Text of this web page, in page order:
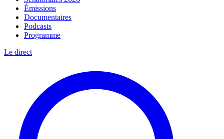
Émissions
Documentaires
Podcasts
Programme
Le direct